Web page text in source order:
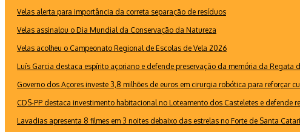
Velas alerta para importância da correta separação de resíduos
Velas assinalou o Dia Mundial da Conservação da Natureza
Velas acolheu o Campeonato Regional de Escolas de Vela 2026
Luís Garcia destaca espírito açoriano e defende preservação da memória da Regata
Governo dos Açores investe 3,8 milhões de euros em cirurgia robótica para reforçar
CDS-PP destaca investimento habitacional no Loteamento dos Casteletes e defende
Lavadias apresenta 8 filmes em 3 noites debaixo das estrelas no Forte de Santa